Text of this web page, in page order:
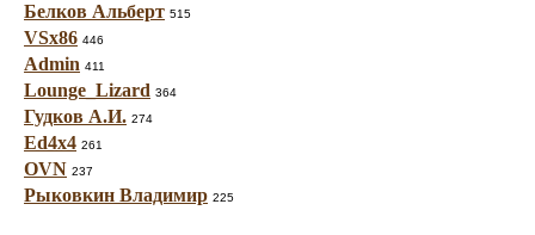
Белков Альберт 515
VSx86 446
Admin 411
Lounge_Lizard 364
Гудков А.И. 274
Ed4x4 261
OVN 237
Рыковкин Владимир 225